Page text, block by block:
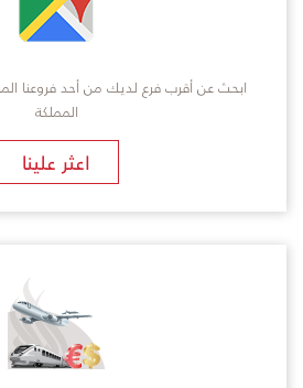
ابحث عن أقرب فرع لديك من أحد فروعنا
المملكة
​اعثر علينا